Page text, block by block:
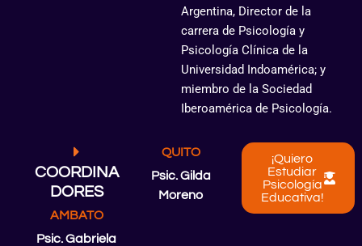
Argentina, Director de la
carrera de Psicología y
Psicología Clínica de la
Universidad Indoamérica; y
miembro de la Sociedad
Iberoamérica de Psicología.
COORDINA
DORES
AMBATO
Psic. Gabriela
QUITO
Psic. Gilda
Moreno
¡Quiero
Estudiar
Psicología
Educativa!